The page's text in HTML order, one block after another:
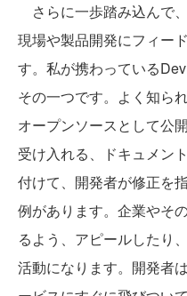
さらに一歩踏み込んで
現場や製品開発にフィー
す。私が携わっている
その一つです。よく知ら
オープンソースとして公
受け入れる、ドキュメン
付けて、開発者が修正を
例があります。企業やそ
るよう、アピールしたり
活動になります。開発者